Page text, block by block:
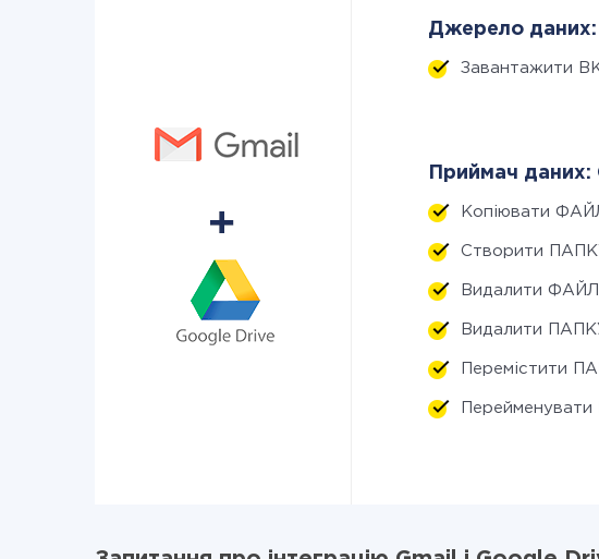
Джерело даних:
Завантажити
Приймач даних:
Копіювати ФАЙЛ
Створити
Видалити
Видалити
Перемістити